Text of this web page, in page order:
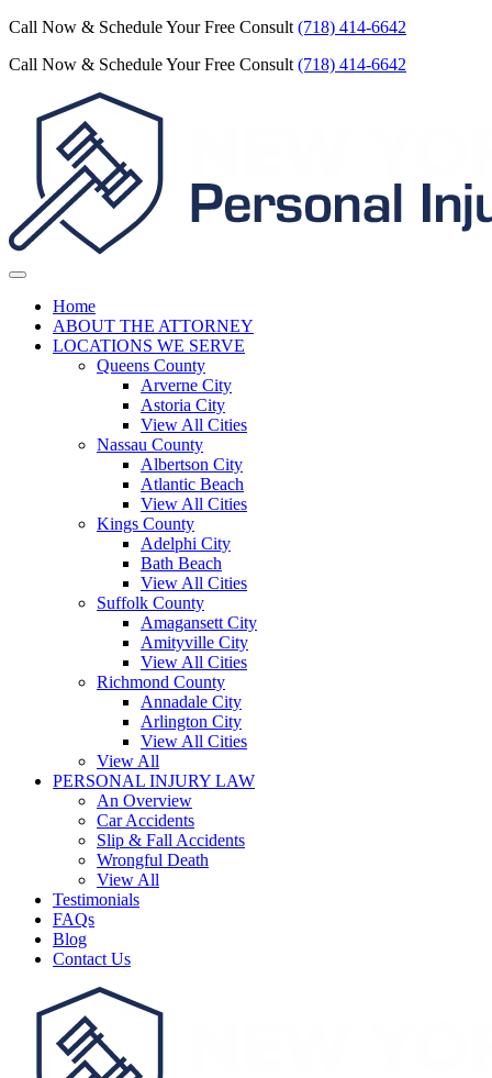
Call Now & Schedule Your Free Consult (718) 414-6642
Call Now & Schedule Your Free Consult (718) 414-6642
Home
ABOUT THE ATTORNEY
LOCATIONS WE SERVE
Queens County
Arverne City
Astoria City
View All Cities
Nassau County
Albertson City
Atlantic Beach
View All Cities
Kings County
Adelphi City
Bath Beach
View All Cities
Suffolk County
Amagansett City
Amityville City
View All Cities
Richmond County
Annadale City
Arlington City
View All Cities
View All
PERSONAL INJURY LAW
An Overview
Car Accidents
Slip & Fall Accidents
Wrongful Death
View All
Testimonials
FAQs
Blog
Contact Us